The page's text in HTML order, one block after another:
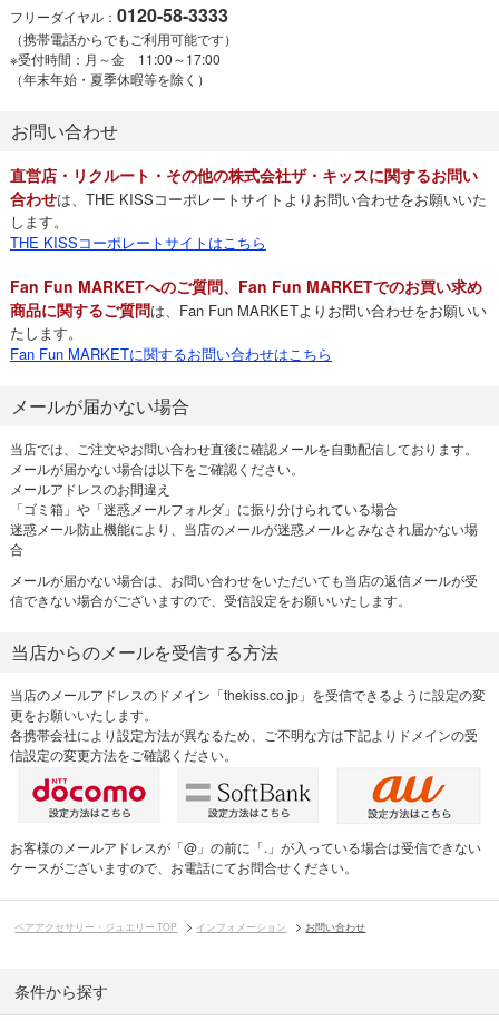
フリーダイヤル： 0120-58-3333
（携帯電話からでもご利用可能です）
※受付時間：月～金 11:00～17:00
（年末年始・夏季休暇等を除く）
お問い合わせ
直営店・リクルート・その他の株式会社ザ・キッスに関するお問い
合わせは、THE KISSコーポレートサイトよりお問い合わせをお願いいた
します。
THE KISSコーポレートサイトはこちら
Fan Fun MARKETへのご質問、Fan Fun MARKETでのお買い求め
商品に関するご質問は、Fan Fun MARKETよりお問い合わせをお願いい
たします。
Fan Fun MARKETに関するお問い合わせはこちら
メールが届かない場合
当店では、ご注文やお問い合わせ直後に確認メールを自動配信しております。
メールが届かない場合は以下をご確認ください。
メールアドレスのお間違え
「ゴミ箱」や「迷惑メールフォルダ」に振り分けられている場合
迷惑メール防止機能により、当店のメールが迷惑メールとみなされ届かない場
合
メールが届かない場合は、お問い合わせをいただいても当店の返信メールが受
信できない場合がございますので、受信設定をお願いいたします。
当店からのメールを受信する方法
当店のメールアドレスのドメイン「thekiss.co.jp」を受信できるように設定の変
更をお願いいたします。
各携帯会社により設定方法が異なるため、ご不明な方は下記よりドメインの受
信設定の変更方法をご確認ください。
お客様のメールアドレスが「@」の前に「.」が入っている場合は受信できない
ケースがございますので、お電話にてお問合せください。
ペアアクセサリー・ジュエリー TOP インフォメーション お問い合わせ
条件から探す